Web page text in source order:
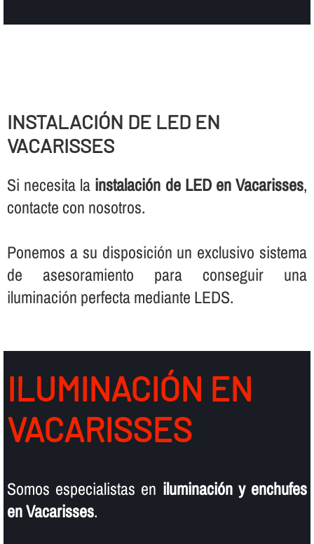
INSTALACIÓN DE LED EN
VACARISSES
Si necesita la instalación de LED en Vacarisses,
contacte con nosotros.
Ponemos a su disposición un exclusivo sistema
de asesoramiento para conseguir una
iluminación perfecta mediante LEDS.
ILUMINACIÓN EN
VACARISSES
Somos especialistas en iluminación y enchufes
en Vacarisses.